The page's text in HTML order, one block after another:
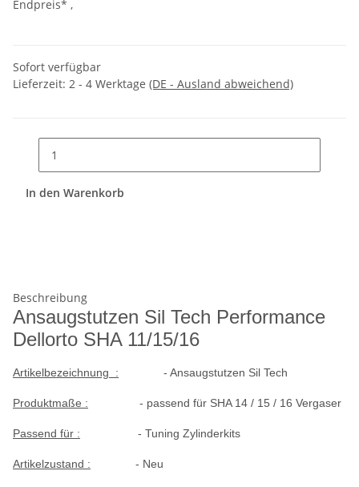
Endpreis* ,
Sofort verfügbar
Lieferzeit: 2 - 4 Werktage (DE - Ausland abweichend)
In den Warenkorb
Beschreibung
Ansaugstutzen Sil Tech Performance
Dellorto SHA 11/15/16
Artikelbezeichnung : - Ansaugstutzen Sil Tech
Produktmaße : - passend für SHA 14 / 15 / 16 Vergaser
Passend für : - Tuning Zylinderkits
Artikelzustand : - Neu